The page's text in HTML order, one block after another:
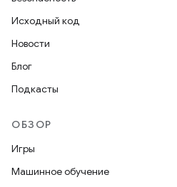
Исходный код
Новости
Блог
Подкасты
ОБЗОР
Игры
Машинное обучение